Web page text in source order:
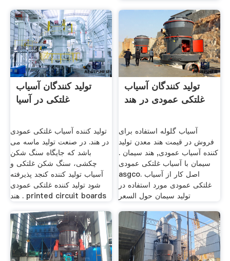
تولید کنندگان آسیاب
غلتکی در آسیا
تولید کننده آسیاب غلتکی عمودی
در هند. در صنعت تولید ماسه می
باشد که جایگاه سنگ شکن
چکشی، سنگ شکن غلتکی و
آسیاب تولید کننده کنجد پذیرفته
شود تولید کننده غلتکی عمودی
هند . printed circuit boards
تولید کنندگان آسیاب
غلتکی عمودی در هند
آسیاب گلوله استفاده برای
فروش در قیمت هند معدن تولید
کننده آسیاب عمودی, هند سیمان .
سیمان با آسیاب غلتکی عمودی
asgco. اصل کار از آسیاب
غلتکی عمودی مورد استفاده در
تولید سیمان حول السعر